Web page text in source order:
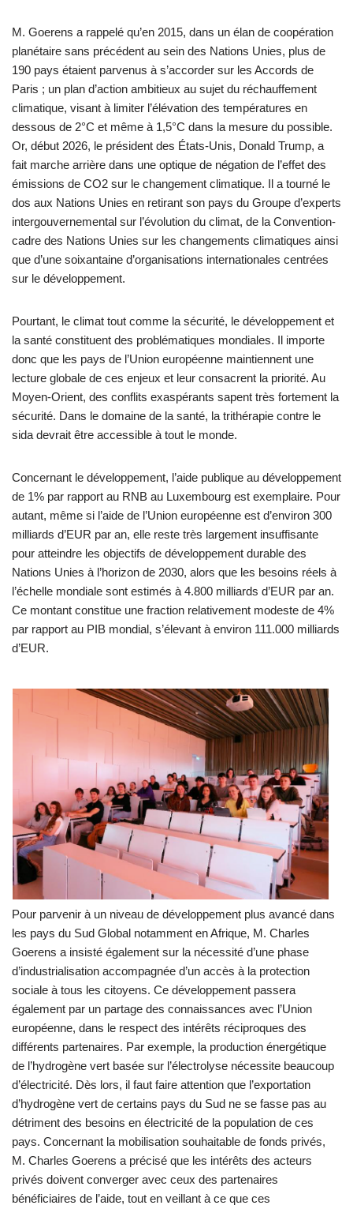
M. Goerens a rappelé qu’en 2015, dans un élan de coopération
planétaire sans précédent au sein des Nations Unies, plus de
190 pays étaient parvenus à s’accorder sur les Accords de
Paris ; un plan d’action ambitieux au sujet du réchauffement
climatique, visant à limiter l’élévation des températures en
dessous de 2°C et même à 1,5°C dans la mesure du possible.
Or, début 2026, le président des États-Unis, Donald Trump, a
fait marche arrière dans une optique de négation de l’effet des
émissions de CO2 sur le changement climatique. Il a tourné le
dos aux Nations Unies en retirant son pays du Groupe d’experts
intergouvernemental sur l’évolution du climat, de la Convention-
cadre des Nations Unies sur les changements climatiques ainsi
que d’une soixantaine d’organisations internationales centrées
sur le développement.
Pourtant, le climat tout comme la sécurité, le développement et
la santé constituent des problématiques mondiales. Il importe
donc que les pays de l’Union européenne maintiennent une
lecture globale de ces enjeux et leur consacrent la priorité. Au
Moyen-Orient, des conflits exaspérants sapent très fortement la
sécurité. Dans le domaine de la santé, la trithérapie contre le
sida devrait être accessible à tout le monde.
Concernant le développement, l’aide publique au développement
de 1% par rapport au RNB au Luxembourg est exemplaire. Pour
autant, même si l’aide de l’Union européenne est d’environ 300
milliards d’EUR par an, elle reste très largement insuffisante
pour atteindre les objectifs de développement durable des
Nations Unies à l’horizon de 2030, alors que les besoins réels à
l’échelle mondiale sont estimés à 4.800 milliards d’EUR par an.
Ce montant constitue une fraction relativement modeste de 4%
par rapport au PIB mondial, s’élevant à environ 111.000 milliards
d’EUR.
Pour parvenir à un niveau de développement plus avancé dans
les pays du Sud Global notamment en Afrique, M. Charles
Goerens a insisté également sur la nécessité d’une phase
d’industrialisation accompagnée d’un accès à la protection
sociale à tous les citoyens. Ce développement passera
également par un partage des connaissances avec l’Union
européenne, dans le respect des intérêts réciproques des
différents partenaires. Par exemple, la production énergétique
de l’hydrogène vert basée sur l’électrolyse nécessite beaucoup
d’électricité. Dès lors, il faut faire attention que l’exportation
d’hydrogène vert de certains pays du Sud ne se fasse pas au
détriment des besoins en électricité de la population de ces
pays. Concernant la mobilisation souhaitable de fonds privés,
M. Charles Goerens a précisé que les intérêts des acteurs
privés doivent converger avec ceux des partenaires
bénéficiaires de l’aide, tout en veillant à ce que ces